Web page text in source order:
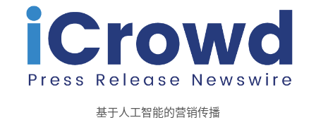
基于人工智能的营销传播